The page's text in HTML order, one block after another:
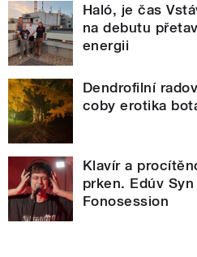
Haló, je čas
na debutu
energii
Dendrofilní
coby erotika
Klavír a
prken. Edúv
Fonosession